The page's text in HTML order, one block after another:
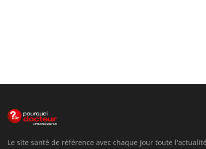
Le site santé de référence avec chaque jour toute l'actualité